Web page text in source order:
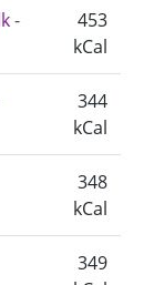
-
453
kCal
344
kCal
348
kCal
349